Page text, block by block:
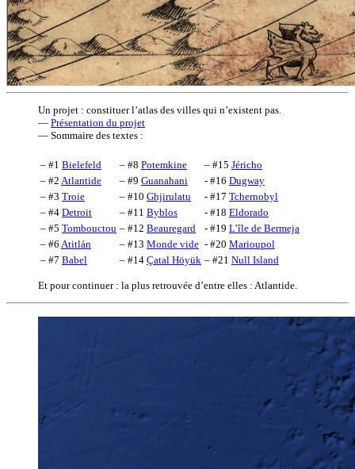
Un projet : constituer l’atlas des villes qui n’existent pas.
— Présentation du projet
— Sommaire des textes :
– #1 Bielefeld – #8 Potemkine – #15 Jéricho
– #2 Atlantide – #9 Guanahani - #16 Dugway
– #3 Troie – #10 Ghjirulatu - #17 Tchernobyl
– #4 Detroit – #11 Byblos - #18 Eldorado
– #5 Tombouctou – #12 Beauregard - #19 L’île de Bermeja
– #6 Atitlán – #13 Monde vide - #20 Marioupol
– #7 Babel – #14 Çatal Höyük – #21 Null Island
Et pour continuer : la plus retrouvée d’entre elles : Atlantide.